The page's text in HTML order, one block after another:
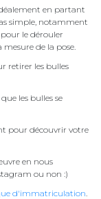
en partant
simple, notamment
le dérouler
de la pose.
retirer les bulles
les bulles se
pour découvrir votre
en nous
ou non :)
d'immatriculation